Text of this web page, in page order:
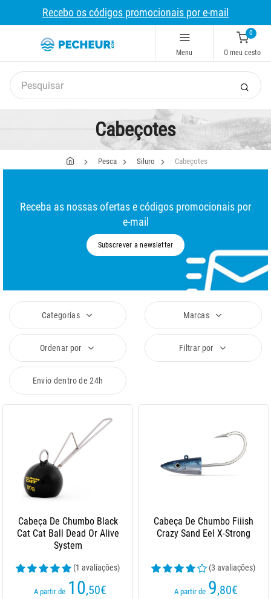
Recebo os códigos promocionais por e-mail
Menu
0
O meu cesto
Cabeçotes
Pesca Siluro Cabeçotes
Receba as nossas ofertas e códigos promocionais por
e-mail
Subscrever a newsletter
Categorias Marcas
Ordenar por Filtrar por
Envio dentro de 24h
Cabeça De Chumbo Black
Cat Cat Ball Dead Or Alive
System
(1 avaliações)
A partir de 10,50€
Cabeça De Chumbo Fiiish
Crazy Sand Eel X-Strong
(3 avaliações)
A partir de 9,80€